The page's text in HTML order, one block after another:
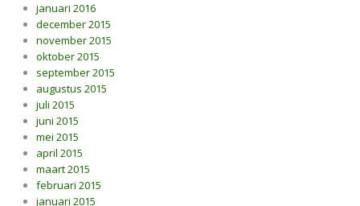
januari 2016
december 2015
november 2015
oktober 2015
september 2015
augustus 2015
juli 2015
juni 2015
mei 2015
april 2015
maart 2015
februari 2015
januari 2015